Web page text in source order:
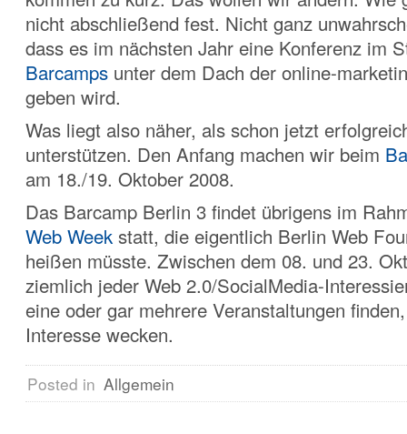
nicht abschließend fest. Nicht ganz
dass es im nächsten Jahr eine Konferenz im
Barcamps unter dem Dach der online-
geben wird.
Was liegt also näher, als schon jetzt
unterstützen. Den Anfang machen wir beim
am 18./19. Oktober 2008.
Das Barcamp Berlin 3 findet übrigens im
Web Week statt, die eigentlich Berlin Web
heißen müsste. Zwischen dem 08. und 23.
ziemlich jeder Web 2.0/SocialMedia-
eine oder gar mehrere Veranstaltungen
Interesse wecken.
Posted in Allgemein